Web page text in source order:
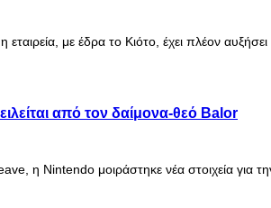
με έδρα το Κιότο, έχει πλέον
από τον δαίμονα-θεό Balor
η Nintendo μοιράστηκε νέα στοιχεία για